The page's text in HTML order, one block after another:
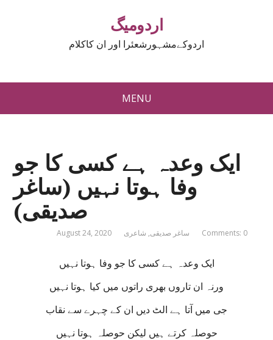
اردومیگ
اردوکےمشہورشعئرا اور ان کاکلام
MENU
ایک وعدہ ہے کسی کا جو
وفا ہوتا نہیں (ساغر
صدیقی)
August 24, 2020 ساغر صدیقی, شاعری Comments: 0
ایک وعدہ ہے کسی کا جو وفا ہوتا نہیں
ورنہ ان تاروں بھری راتوں میں کیا ہوتا نہیں
جی میں آتا ہے الٹ دیں ان کے چہرے سے نقاب
حوصلہ کرتے ہیں لیکن حوصلہ ہوتا نہیں